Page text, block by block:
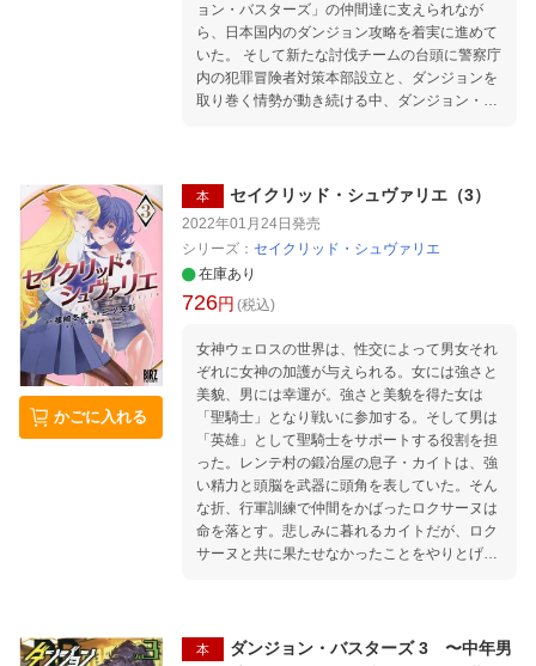
ョン・バスターズ」の仲間達に支えられなが
ら、日本国内のダンジョン攻略を着実に進めて
いた。 そして新たな討伐チームの台頭に警察庁
内の犯罪冒険者対策本部設立と、ダンジョンを
取り巻く情勢が動き続ける中、ダンジョン・バ
魔の手を隣国へと伸ばそうとしていた。 強力な
魔物の軍勢を使役する「魔王軍」を相手に、各
「魔王軍」の侵攻を止めるため、ブレージルの
要請を受けたバチカンから「十字軍」が派遣さ
れることになるが……!? 圧倒的リアリティで贈
かごに入れる
本 セイクリッド・シュヴァリエ（3）
2022年01月24日 発売
シリーズ： セイクリッド・シュヴァリエ
在庫あり
726円 (税込)
女神ウェロスの世界は、性交によって男女それ
ぞれに女神の加護が与えられる。女には強さと
美貌、男には幸運が。強さと美貌を得た女は
「聖騎士」となり戦いに参加する。そして男は
「英雄」として聖騎士をサポートする役割を担
った。レンテ村の鍛冶屋の息子・カイトは、強
い精力と頭脳を武器に頭角を表していた。そん
な折、行軍訓練で仲間をかばったロクサーヌは
命を落とす。悲しみに暮れるカイトだが、ロク
サーヌと共に果たせなかったことをやりとげる
本
ダンジョン・バスターズ 3 〜中年男